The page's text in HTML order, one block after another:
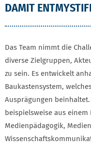
DAMIT
Das Team nimmt die
diverse Zielgruppen,
zu sein. Es entwickelt
Baukastensystem,
Ausprägungen
beispielsweise aus
Medienpädagogik,